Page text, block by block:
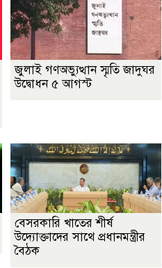
জুলাই গণঅভ্যুত্থান স্মৃতি জাদুঘর
উদ্বোধন ৫ আগস্ট
বেসরকারি খাতের শীর্ষ
উদ্যোক্তাদের সাথে প্রধানমন্ত্রীর
বৈঠক